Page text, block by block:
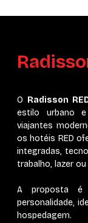
O Radisson
estilo urbano
viajantes
os hotéis RED
integradas,
trabalho, lazer
A proposta é
personalidade,
hospedagem.